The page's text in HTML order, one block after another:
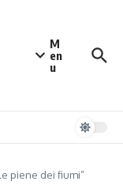
M
en
u
piene dei fiumi”